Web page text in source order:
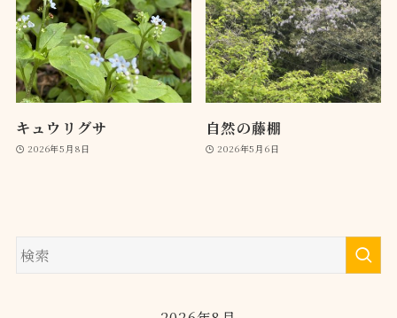
キュウリグサ
2026年5月8日
自然の藤棚
2026年5月6日